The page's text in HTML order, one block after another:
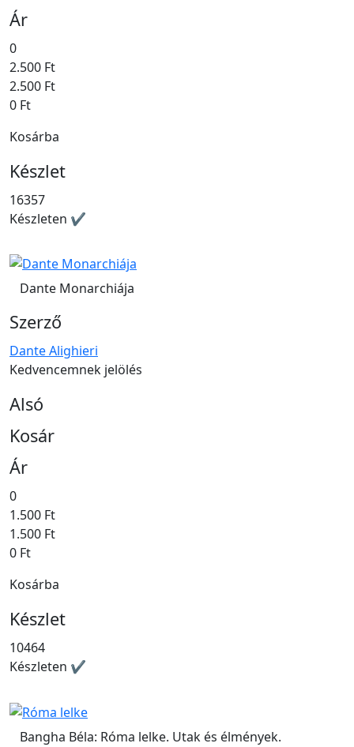
Ár
0
2.500 Ft
2.500 Ft
0 Ft
Kosárba
Készlet
16357
Készleten ✔
Dante Monarchiája
Szerző
Dante Alighieri
Kedvencemnek jelölés
Alsó
Kosár
Ár
0
1.500 Ft
1.500 Ft
0 Ft
Kosárba
Készlet
10464
Készleten ✔
Bangha Béla: Róma lelke. Utak és élmények.